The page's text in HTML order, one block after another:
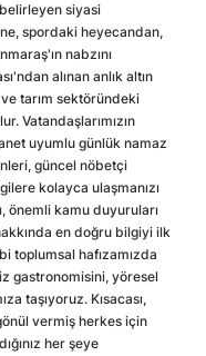
siyasi
spordaki heyecandan,
nabzını
alınan anlık altın
tarım sektöründeki
Vatandaşlarımızın
uyumlu günlük namaz
güncel nöbetçi
kolayca ulaşmanızı
önemli kamu duyuruları
en doğru bilgiyi ilk
toplumsal hafızamızda
gastronomisini, yöresel
taşıyoruz. Kısacası,
vermiş herkes için
her şeye